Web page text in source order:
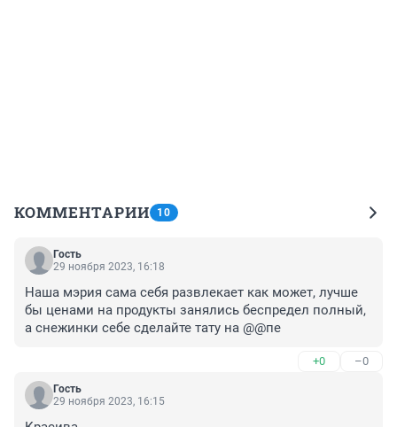
КОММЕНТАРИИ 10
Гость
29 ноября 2023, 16:18
Наша мэрия сама себя развлекает как может, лучше
бы ценами на продукты занялись беспредел полный,
а снежинки себе сделайте тату на @@пе
+0 –0
Гость
29 ноября 2023, 16:15